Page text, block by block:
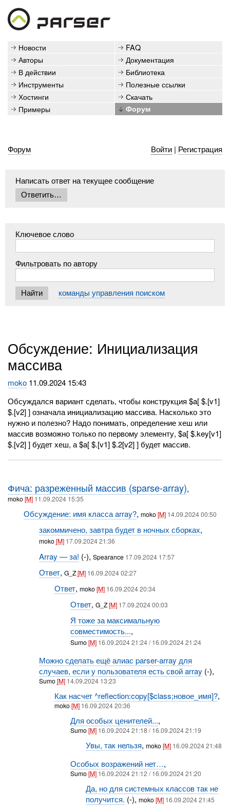
Новости
FAQ
Авторы
Документация
В действии
Библиотека
Инструменты
Полезные ссылки
Хостинги
Скачать
Примеры
Форум
Форум Войти| Регистрация
Написать ответ на текущее сообщение
Ключевое слово
Фильтровать по автору
команды управления поиском
Обсуждение: Инициализация
массива
moko 11.09.2024 15:43
Обсуждался вариант сделать, чтобы конструкция $a[ $.[v1]
$.[v2] ] означала инициализацию массива. Насколько это
нужно и полезно? Надо понимать, определение хеш или
массив возможно только по первому элементу, $a[ $.key[v1]
$.[v2] ] будет хеш, а $a[ $.[v1] $.2[v2] ] будет массив.
Фича: разреженный массив (sparse-array),
moko[M] 11.09.2024 15:35
Обсуждение: имя класса array?, moko[M] 14.09.2024 00:50
закоммичено, завтра будет в ночных сборках,
moko[M] 17.09.2024 21:36
Array — за! (-), Spearance 17.09.2024 17:57
Ответ, G_Z[M] 16.09.2024 02:27
Ответ,moko[M] 16.09.2024 20:34
Ответ, G_Z[M] 17.09.2024 00:03
Я тоже за максимальную
совместимость...,
Sumo[M] 16.09.2024 21:24 / 16.09.2024 21:24
Можно сделать ещё алиас parser-array для
случаев, если у пользователя есть свой array (-),
Sumo[M] 14.09.2024 13:23
Как насчет ^reflection:copy[$class;новое_имя]?,
moko[M] 16.09.2024 20:36
Для особых ценителей...,
Sumo[M] 16.09.2024 21:18 / 16.09.2024 21:19
Увы, так нельзя,moko[M] 16.09.2024 21:48
Особых возражений нет…,
Sumo[M] 16.09.2024 21:12 / 16.09.2024 21:20
Да, но для системных классов так не
получится. (-),moko[M] 16.09.2024 21:45